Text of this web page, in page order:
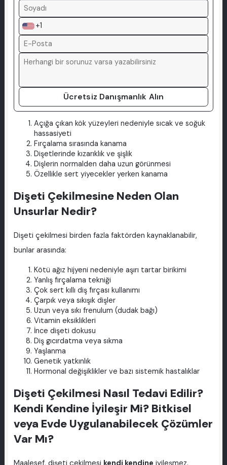
+1
Ücretsiz Danışmanlık Alın
Açığa çıkan kök yüzeyleri nedeniyle sıcak ve soğuk
hassasiyeti
Fırçalama sırasında kanama
Dişetlerinde kızarıklık ve şişlik
Dişlerin normalden daha uzun görünmesi
Özellikle sert yiyecekler yerken kanama
Dişeti Çekilmesine Neden Olan
Unsurlar Nedir?
Dişeti çekilmesi birden fazla faktörden kaynaklanabilir,
bunlar arasında:
Kötü ağız hijyeni nedeniyle aşırı tartar birikimi
Yanlış fırçalama tekniği
Çok sert kıllı diş fırçası kullanımı
Çarpık veya sıkışık dişler
Uzun veya sıkı frenulum (dudak bağı)
Vitamin eksiklikleri
İnce dişeti dokusu
Diş gıcırdatma veya sıkma
Yaşlanma
Genetik yatkınlık
Hormonal değişiklikler ve bazı sistemik hastalıklar
Dişeti Çekilmesi Nasıl Tedavi Edilir?
Kendi Kendine İyileşir Mi? Bitkisel
veya Evde Uygulanabilecek Çözümler
Var Mı?